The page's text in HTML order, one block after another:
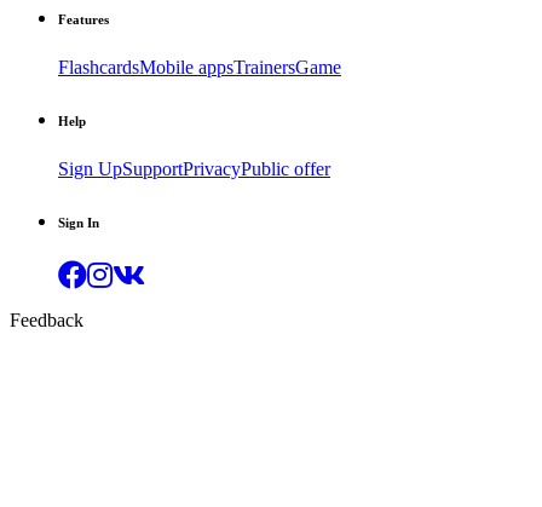
Features
FlashcardsMobile appsTrainersGame
Help
Sign UpSupportPrivacyPublic offer
Sign In
Feedback